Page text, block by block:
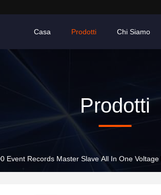
Casa Prodotti Chi Siamo
Prodotti
Event Records Master Slave All In One